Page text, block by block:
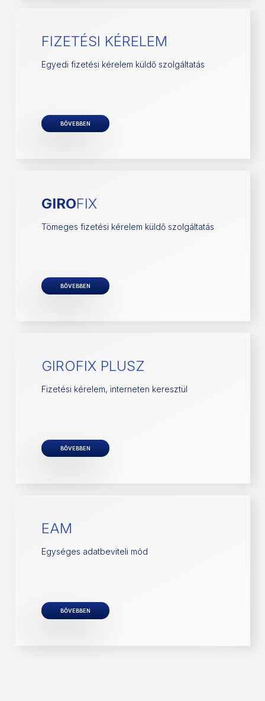
FIZETÉSI KÉRELEM
Egyedi fizetési kérelem küldő szolgáltatás
BŐVEBBEN
GIROFIX
Tömeges fizetési kérelem küldő szolgáltatás
BŐVEBBEN
GIROFIX PLUSZ
Fizetési kérelem, interneten keresztül
BŐVEBBEN
EAM
Egységes adatbeviteli mód
BŐVEBBEN